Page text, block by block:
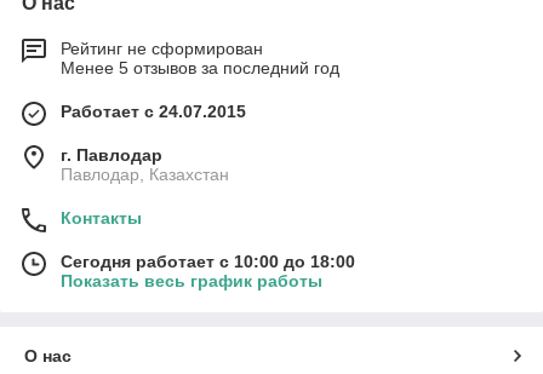
Рейтинг не сформирован
Менее 5 отзывов за последний год
Работает с 24.07.2015
г. Павлодар
Павлодар, Казахстан
Контакты
Сегодня работает с 10:00 до 18:00
Показать весь график работы
О нас